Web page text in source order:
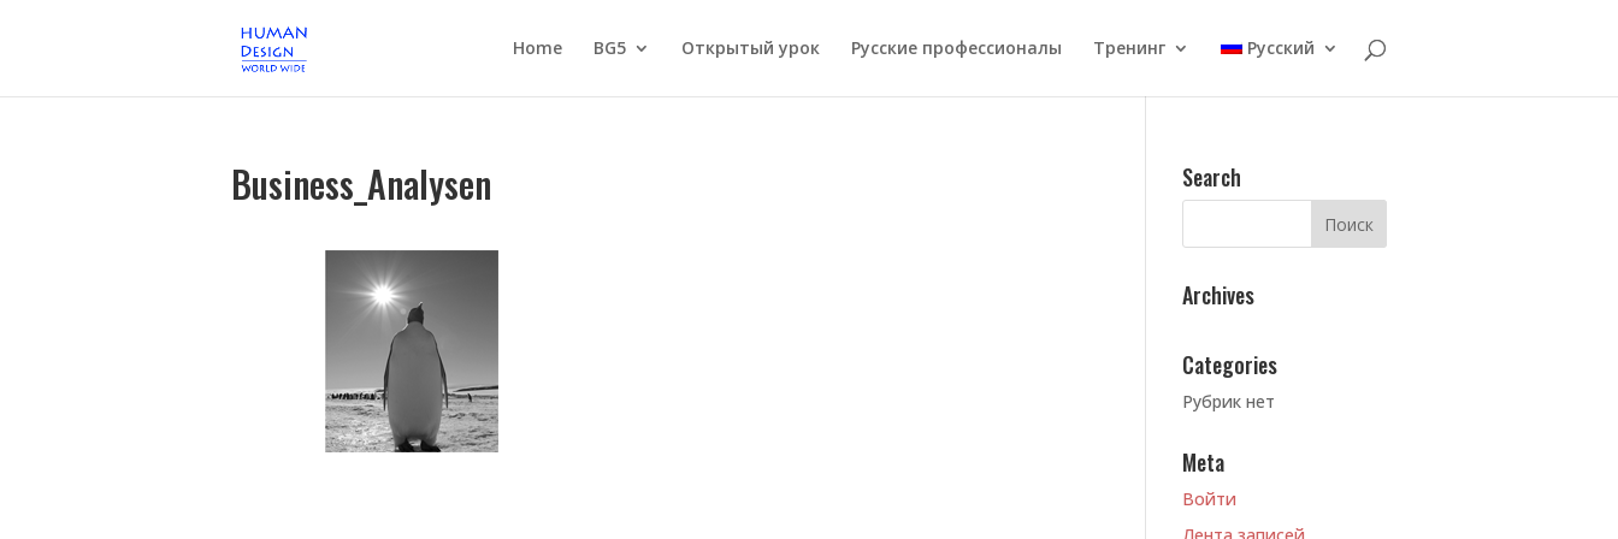
Home BG5 Открытый урок Русские профессионалы Тренинг Русский
Business_Analysen Search
Archives
Categories
Рубрик нет
Meta
Войти